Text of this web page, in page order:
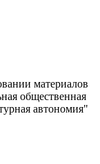
материалов
общественная
автономия"